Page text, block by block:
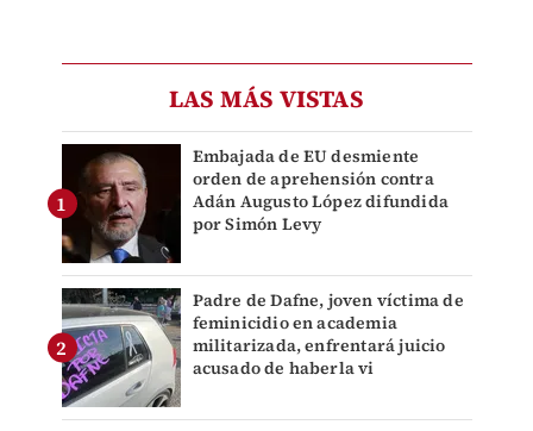
LAS MÁS VISTAS
Embajada de EU desmiente
orden de aprehensión contra
Adán Augusto López difundida
por Simón Levy
Padre de Dafne, joven víctima de
feminicidio en academia
militarizada, enfrentará juicio
acusado de haberla vi